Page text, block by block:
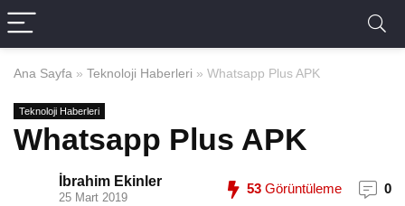
Ana Sayfa » Teknoloji Haberleri » Whatsapp Plus APK
Teknoloji Haberleri
Whatsapp Plus APK
İbrahim Ekinler
25 Mart 2019
53 Görüntüleme 0